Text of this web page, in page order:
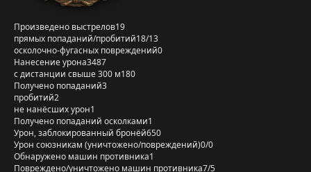
Произведено выстрелов19
прямых попаданий/пробитий18/13
осколочно-фугасных повреждений0
Нанесение урона3487
с дистанции свыше 300 м180
Получено попаданий3
пробитий2
не нанёсших урон1
Получено попаданий осколками1
Урон, заблокированный бронёй650
Урон союзникам (уничтожено/повреждений)0/0
Обнаружено машин противника1
Повреждено/уничтожено машин противника7/5